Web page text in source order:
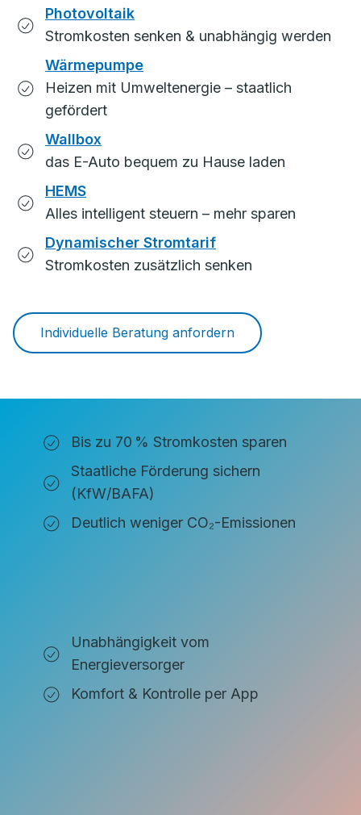
Photovoltaik
Stromkosten senken & unabhängig werden
Wärmepumpe
Heizen mit Umweltenergie – staatlich
gefördert
Wallbox
das E-Auto bequem zu Hause laden
HEMS
Alles intelligent steuern – mehr sparen
Dynamischer Stromtarif
Stromkosten zusätzlich senken
Individuelle Beratung anfordern
Bis zu 70 % Stromkosten sparen
Staatliche Förderung sichern
(KfW/BAFA)
Deutlich weniger CO₂-Emissionen
Unabhängigkeit vom
Energieversorger
Komfort & Kontrolle per App